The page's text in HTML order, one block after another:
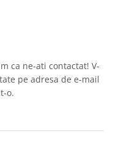
ca ne-ati contactat! V-
pe adresa de e-mail
o.